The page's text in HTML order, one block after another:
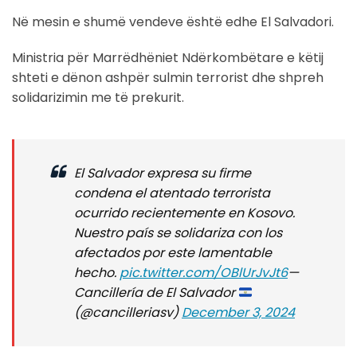
Në mesin e shumë vendeve është edhe El Salvadori.
Ministria për Marrëdhëniet Ndërkombëtare e këtij
shteti e dënon ashpër sulmin terrorist dhe shpreh
solidarizimin me të prekurit.
El Salvador expresa su firme
condena el atentado terrorista
ocurrido recientemente en Kosovo.
Nuestro país se solidariza con los
afectados por este lamentable
hecho. pic.twitter.com/OBlUrJvJt6—
Cancillería de El Salvador
(@cancilleriasv)December 3, 2024